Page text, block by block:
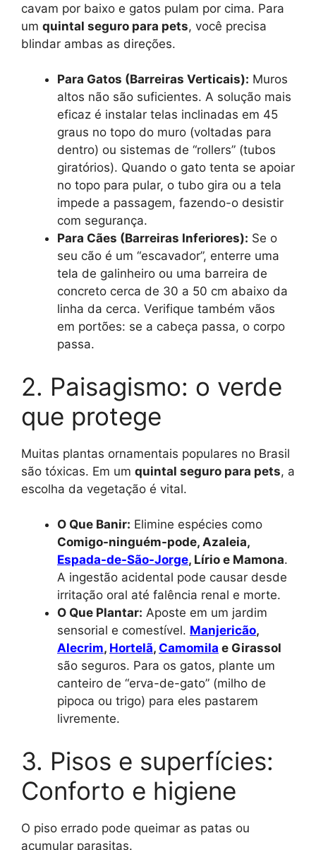
cavam por baixo e gatos pulam por cima. Para
um quintal seguro para pets, você precisa
blindar ambas as direções.
Para Gatos (Barreiras Verticais): Muros
altos não são suficientes. A solução mais
eficaz é instalar telas inclinadas em 45
graus no topo do muro (voltadas para
dentro) ou sistemas de “rollers” (tubos
giratórios). Quando o gato tenta se apoiar
no topo para pular, o tubo gira ou a tela
impede a passagem, fazendo-o desistir
com segurança.
Para Cães (Barreiras Inferiores): Se o
seu cão é um “escavador”, enterre uma
tela de galinheiro ou uma barreira de
concreto cerca de 30 a 50 cm abaixo da
linha da cerca. Verifique também vãos
em portões: se a cabeça passa, o corpo
passa.
2. Paisagismo: o verde
que protege
Muitas plantas ornamentais populares no Brasil
são tóxicas. Em um quintal seguro para pets, a
escolha da vegetação é vital.
O Que Banir: Elimine espécies como
Comigo-ninguém-pode, Azaleia,
Espada-de-São-Jorge, Lírio e Mamona.
A ingestão acidental pode causar desde
irritação oral até falência renal e morte.
O Que Plantar: Aposte em um jardim
sensorial e comestível. Manjericão,
Alecrim, Hortelã, Camomila e Girassol
são seguros. Para os gatos, plante um
canteiro de “erva-de-gato” (milho de
pipoca ou trigo) para eles pastarem
livremente.
3. Pisos e superfícies:
Conforto e higiene
O piso errado pode queimar as patas ou
acumular parasitas.